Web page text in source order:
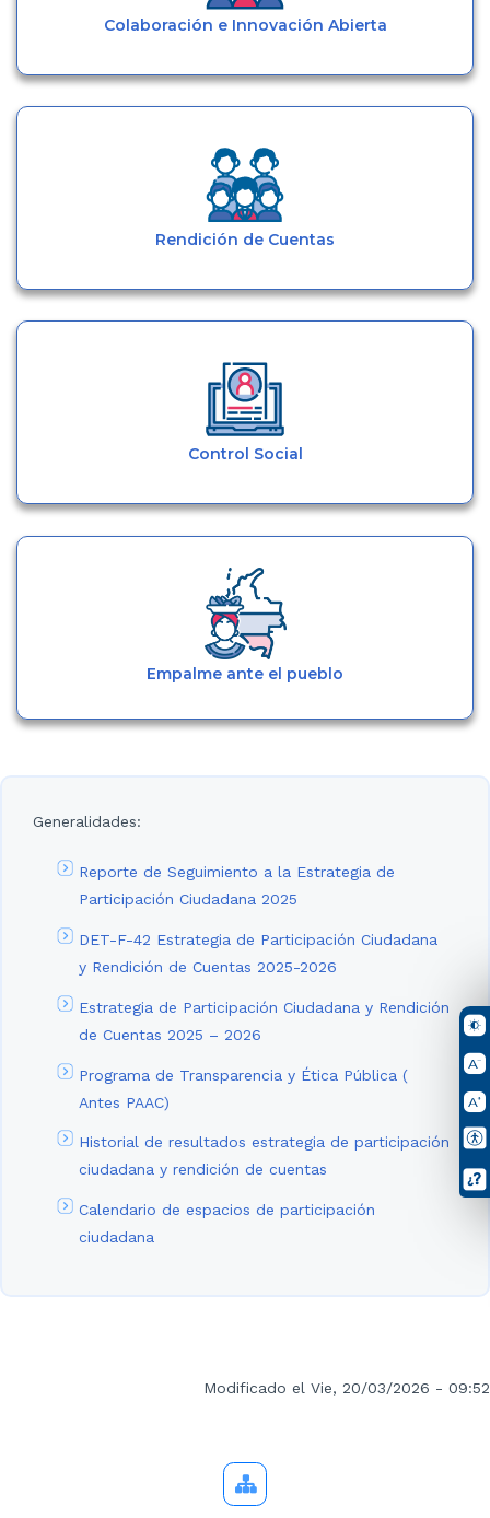
Colaboración e Innovación Abierta
Rendición de Cuentas
Control Social
Empalme ante el pueblo
Generalidades:
Reporte de Seguimiento a la Estrategia de
Participación Ciudadana 2025
DET-F-42 Estrategia de Participación Ciudadana
y Rendición de Cuentas 2025-2026
Estrategia de Participación Ciudadana y Rendición
de Cuentas 2025 – 2026
Programa de Transparencia y Ética Pública (
Antes PAAC)
Historial de resultados estrategia de participación
ciudadana y rendición de cuentas
Calendario de espacios de participación
ciudadana
Modificado el Vie, 20/03/2026 - 09:52